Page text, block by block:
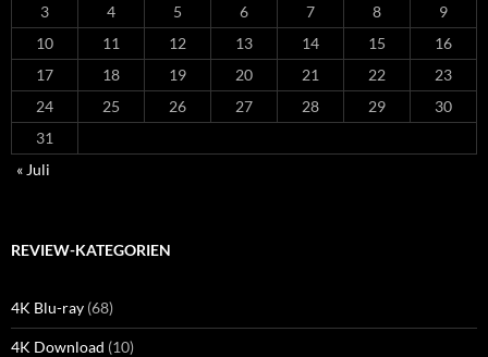
3
4 5 6 7 8
9
10
11 12 13 14 15
16
17
18 19 20 21 22
23
24
25 26 27 28 29
30
31
« Juli
REVIEW-KATEGORIEN
4K Blu-ray (68)
4K Download (10)